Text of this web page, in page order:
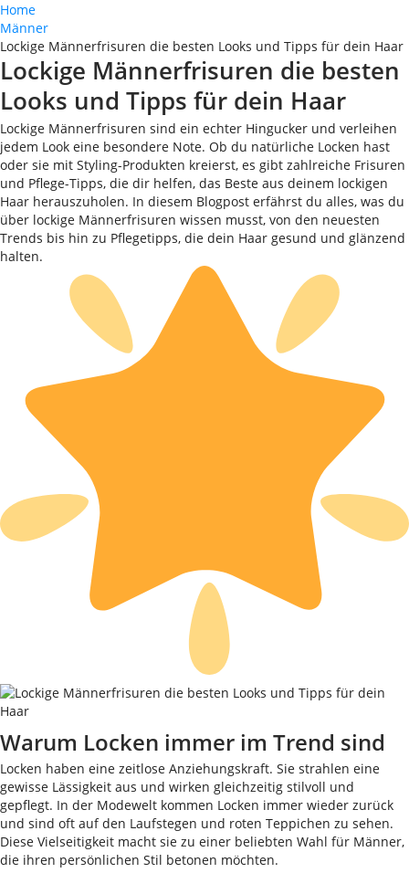
Home
Männer
Lockige Männerfrisuren die besten Looks und Tipps für dein Haar
Lockige Männerfrisuren die besten
Looks und Tipps für dein Haar
Lockige Männerfrisuren sind ein echter Hingucker und verleihen
jedem Look eine besondere Note. Ob du natürliche Locken hast
oder sie mit Styling-Produkten kreierst, es gibt zahlreiche Frisuren
und Pflege-Tipps, die dir helfen, das Beste aus deinem lockigen
Haar herauszuholen. In diesem Blogpost erfährst du alles, was du
über lockige Männerfrisuren wissen musst, von den neuesten
Trends bis hin zu Pflegetipps, die dein Haar gesund und glänzend
halten.
Warum Locken immer im Trend sind
Locken haben eine zeitlose Anziehungskraft. Sie strahlen eine
gewisse Lässigkeit aus und wirken gleichzeitig stilvoll und
gepflegt. In der Modewelt kommen Locken immer wieder zurück
und sind oft auf den Laufstegen und roten Teppichen zu sehen.
Diese Vielseitigkeit macht sie zu einer beliebten Wahl für Männer,
die ihren persönlichen Stil betonen möchten.